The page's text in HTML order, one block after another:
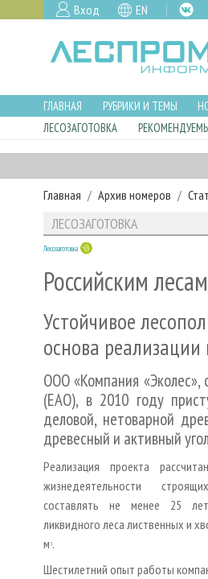
Вход EN
ГЛАВНАЯ РУБРИКИ И ТЕМЫ
ЛЕСОЗАГОТОВКА
Главная Архив номеров
ЛЕСОЗАГОТОВКА
Лесозаготовка
Российским
Устойчивое
основа
ООО «Компания «Эколес»,
(ЕАО), в 2010 году
деловой, нетоварной
древесный и активный
Реализация проекта
жизнедеятельности
составлять не менее 25
ликвидного леса лиственных и
м 3.
Шестилетний опыт работы